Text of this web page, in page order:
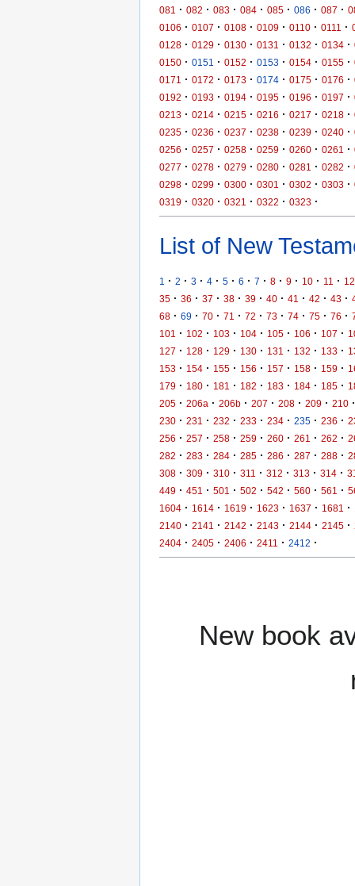
081
· 082 · 083 · 084 · 085 · 086 · 087 ·
0106 · 0107 · 0108 · 0109 · 0110 · 0111 ·
0128 · 0129 · 0130 · 0131 · 0132 · 0134 ·
0150 · 0151 · 0152 · 0153 · 0154 · 0155 ·
0171
· 0172 · 0173 · 0174 · 0175 · 0176 ·
0192 · 0193 · 0194 · 0195 · 0196 · 0197 ·
0213 · 0214 · 0215 · 0216 · 0217 · 0218 ·
0235 · 0236 · 0237 · 0238 · 0239 · 0240 ·
0256 · 0257 · 0258 · 0259 · 0260 · 0261 ·
0277 · 0278 · 0279 · 0280 · 0281 · 0282 ·
0298 · 0299 · 0300 · 0301 · 0302 · 0303 ·
0319 · 0320 · 0321 · 0322 · 0323 ·
List of New
1 · 2 · 3 · 4 · 5 · 6 · 7 · 8 · 9 · 10 · 11 · 12
35 · 36 · 37 · 38 · 39 · 40 · 41 · 42 · 43 ·
68 · 69 · 70 · 71 · 72 · 73 · 74 · 75 · 76 ·
101
· 102 · 103 · 104 · 105 · 106 · 107 ·
127 · 128 · 129 · 130 · 131 · 132 · 133 ·
153 · 154 · 155 · 156 · 157 · 158 · 159 ·
179 · 180 · 181 · 182 · 183 · 184 · 185 ·
205 · 206a · 206b · 207 · 208 · 209 · 210 ·
230 · 231 · 232 · 233 · 234 · 235 · 236 ·
256 · 257 · 258 · 259 · 260 · 261 · 262 ·
282 · 283 · 284 · 285 · 286 · 287 · 288 ·
308 · 309 · 310 · 311 · 312 · 313 · 314 ·
449 · 451 · 501 · 502 · 542 · 560 · 561 ·
1604 · 1614 · 1619 · 1623 · 1637 · 1681 ·
2140 · 2141 · 2142 · 2143 · 2144 · 2145 ·
2404 · 2405 · 2406 · 2411 · 2412 ·
New book